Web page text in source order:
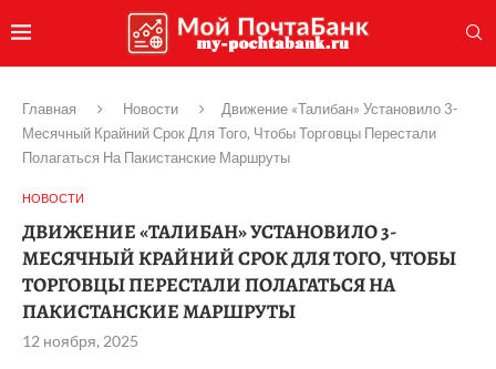
Главная Новости
Движение «Талибан» Установило 3-
Месячный Крайний Срок Для Того, Чтобы Торговцы Перестали
Полагаться На Пакистанские Маршруты
НОВОСТИ
ДВИЖЕНИЕ «ТАЛИБАН» УСТАНОВИЛО 3-
МЕСЯЧНЫЙ КРАЙНИЙ СРОК ДЛЯ ТОГО, ЧТОБЫ
ТОРГОВЦЫ ПЕРЕСТАЛИ ПОЛАГАТЬСЯ НА
ПАКИСТАНСКИЕ МАРШРУТЫ
12 ноября, 2025